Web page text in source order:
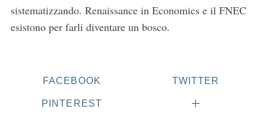
sistematizzando. Renaissance in Economics e il FNEC
esistono per farli diventare un bosco.
FACEBOOK TWITTER
PINTEREST
r
: